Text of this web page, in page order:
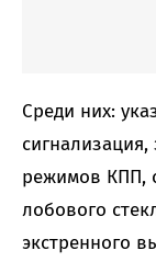
Среди них:
сигнализация,
режимов КПП,
лобового
экстренного